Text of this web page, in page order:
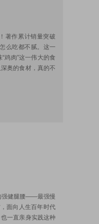
著作累计销量突破
么吃都不腻。这一
鸡肉”这一伟大的食
奥的食材，真的不
强健腿腰——最强慢
面向人生百年时代
一直亲身实践这种